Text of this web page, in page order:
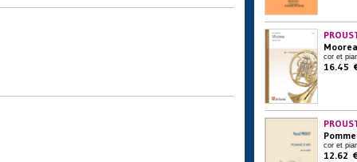
Moorea
cor et
16.45
cor et
12.62